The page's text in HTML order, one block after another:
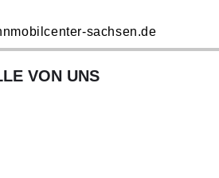
sachsen.de
VON UNS